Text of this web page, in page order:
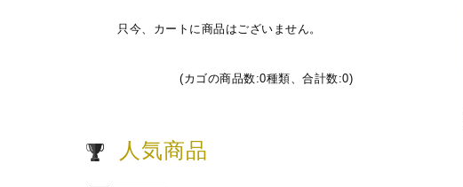
只今、カートに商品はございません。
(カゴの商品数:0種類、合計数:0)
人気商品